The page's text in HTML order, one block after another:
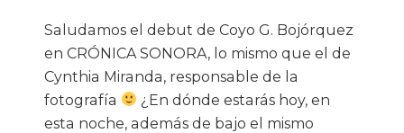
Saludamos el debut de Coyo G. Bojórquez
en CRÓNICA SONORA, lo mismo que el de
Cynthia Miranda, responsable de la
fotografía
¿En dónde estarás hoy, en
esta noche, además de bajo el mismo